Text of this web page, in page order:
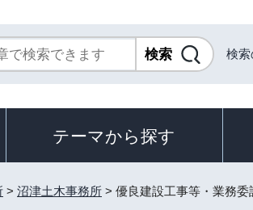
検
テーマから探す
> 沼津土木事務所 > 優良建設工事等・業務委